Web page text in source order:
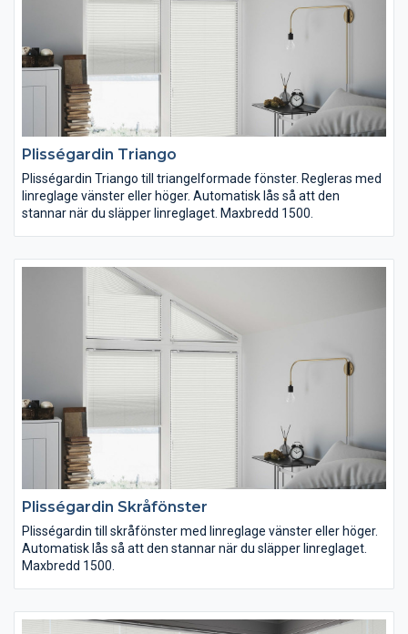
Plisségardin Triango
Plisségardin Triango till triangelformade fönster. Regleras med
linreglage vänster eller höger. Automatisk lås så att den
stannar när du släpper linreglaget. Maxbredd 1500.
Plisségardin Skråfönster
Plisségardin till skråfönster med linreglage vänster eller höger.
Automatisk lås så att den stannar när du släpper linreglaget.
Maxbredd 1500.